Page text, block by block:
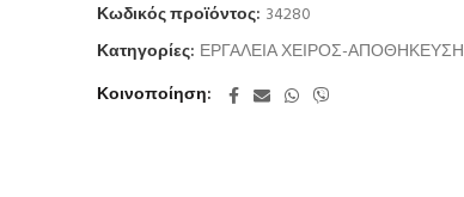
Κωδικός προϊόντος: 34280
Κατηγορίες: ΕΡΓΑΛΕΙΑ ΧΕΙΡΟΣ-ΑΠΟΘΗΚΕΥΣΗ
Κοινοποίηση